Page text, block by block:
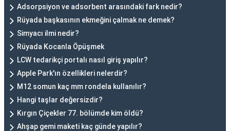
Adsorpsiyon ve adsorbent arasındaki fark nedir?
Rüyada başkasının ekmeğini çalmak ne demek?
Simyacı ilmi nedir?
Rüyada Kocanla Öpüşmek
LCW tedarikçi portalı nasıl giriş yapılır?
Apple Park'ın özellikleri nelerdir?
M12 somun kaç mm rondela kullanılır?
Hangi taşlar değersizdir?
Kırgın Çiçekler 77. bölümde kim öldü?
Ahşap gemi maketi kaç günde yapılır?